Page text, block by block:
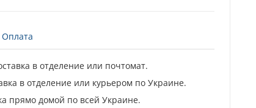
Оплата
в отделение или почтомат.
в отделение или курьером по Украине.
прямо домой по всей Украине.